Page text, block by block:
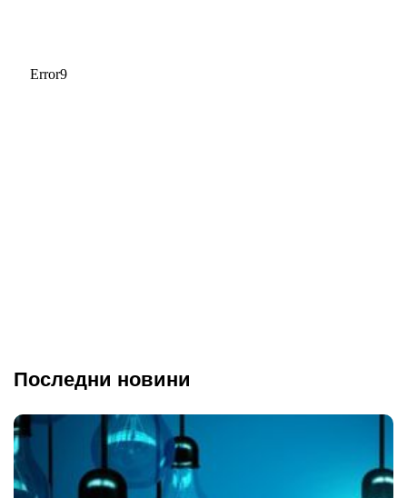
Последни новини